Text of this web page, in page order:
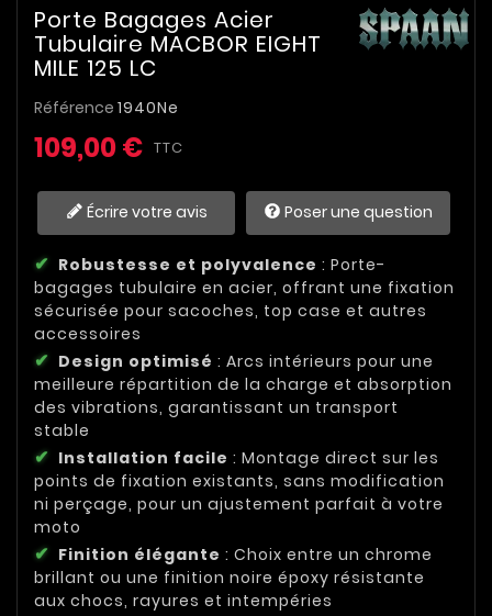
Porte Bagages Acier
Tubulaire MACBOR EIGHT
MILE 125 LC
Référence 1940Ne
109,00 € TTC
Écrire votre avis Poser une question
Robustesse et polyvalence : Porte-
bagages tubulaire en acier, offrant une fixation
sécurisée pour sacoches, top case et autres
accessoires
Design optimisé : Arcs intérieurs pour une
meilleure répartition de la charge et absorption
des vibrations, garantissant un transport
stable
Installation facile : Montage direct sur les
points de fixation existants, sans modification
ni perçage, pour un ajustement parfait à votre
moto
Finition élégante : Choix entre un chrome
brillant ou une finition noire époxy résistante
aux chocs, rayures et intempéries